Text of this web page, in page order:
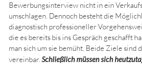
Bewerbungsinterview nicht in ein
umschlagen. Dennoch besteht die
diagnostisch professioneller
die es bereits bis ins Gespräch geschafft
man sich um sie bemüht. Beide Ziele sind
vereinbar.Schließlich müssen sich